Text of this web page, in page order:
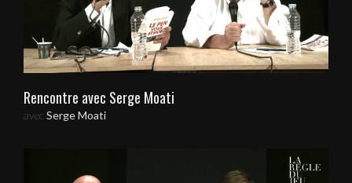
Rencontre avec Serge Moati
avec Serge Moati